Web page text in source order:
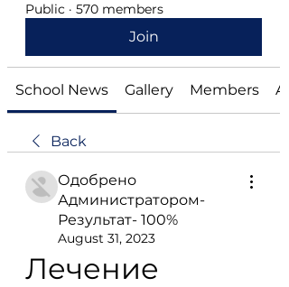
Public · 570 members
Join
School News Gallery Members
Back
Одобрено
Администратором-
Результат- 100%
August 31, 2023
Лечение